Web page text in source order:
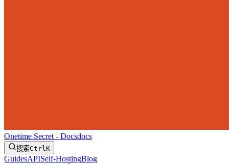
Onetime Secret - Docsdocs
搜索CtrlK
GuidesAPISelf-HostingBlog